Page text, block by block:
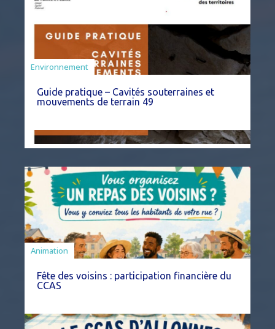
Environnement
Guide pratique – Cavités souterraines et
mouvements de terrain 49
Animation
Fête des voisins : participation financière du
CCAS